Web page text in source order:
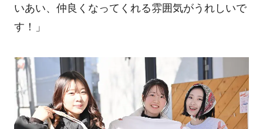
いあい、仲良くなってくれる雰囲気がうれしいで
す！」